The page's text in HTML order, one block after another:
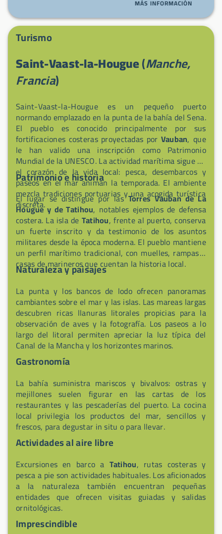
ofrece acceso directo al GR223 para sus paseos y se
encuentra a un paso del mercado semanal del sábado
por la mañana en el puerto, perfecto para sumergirse
en la auténtica atmósfera marítima. Paseando,
la rada, largamente reputada por su seguridad — un
entorno cargado de historia para su estancia.
MÁS INFORMACIÓN
Turismo
Saint-Vaast-la-Hougue(Manche,
Francia)
Saint-Vaast-la-Hougue es un pequeño puerto
normando emplazado en la punta de la bahía del Sena.
El pueblo es conocido principalmente por sus
fortificaciones costeras proyectadas por Vauban, que
le han valido una inscripción como Patrimonio
Mundial de la UNESCO. La actividad marítima sigue en
el corazón de la vida local: pesca, desembarcos y
paseos en el mar animan la temporada. El ambiente
mezcla tradiciones portuarias y una acogida turística
discreta.
Patrimonio e historia
El lugar se distingue por lasTorres Vauban de La
Hougue y de Tatihou, notables ejemplos de defensa
costera. La isla de Tatihou, frente al puerto, conserva
un fuerte inscrito y da testimonio de los asuntos
militares desde la época moderna. El pueblo mantiene
un perfil marítimo tradicional, con muelles, rampas y
casas de marineros que cuentan la historia local.
Naturaleza y paisajes
La punta y los bancos de lodo ofrecen panoramas
cambiantes sobre el mar y las islas. Las mareas largas
descubren ricas llanuras litorales propicias para la
observación de aves y la fotografía. Los paseos a lo
largo del litoral permiten apreciar la luz típica del
Canal de la Mancha y los horizontes marinos.
Gastronomía
La bahía suministra mariscos y bivalvos: ostras y
mejillones suelen figurar en las cartas de los
restaurantes y las pescaderías del puerto. La cocina
local privilegia los productos del mar, sencillos y
frescos, para degustar in situ o para llevar.
Actividades al aire libre
Excursiones en barco a Tatihou, rutas costeras y
pesca a pie son actividades habituales. Los aficionados
a la naturaleza también encuentran pequeñas
entidades que ofrecen visitas guiadas y salidas
ornitológicas.
Imprescindible